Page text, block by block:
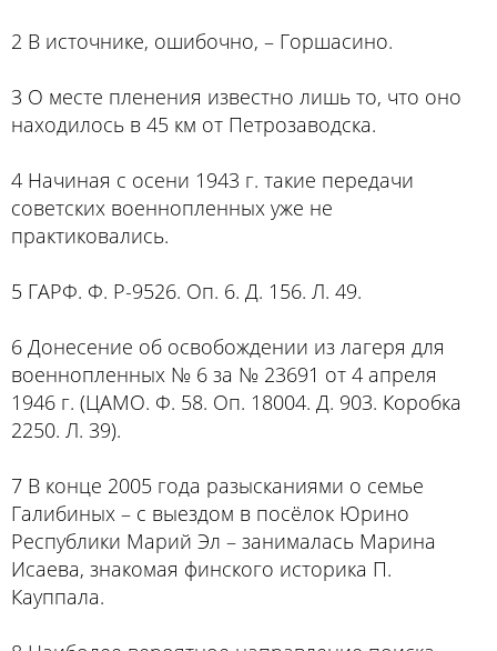
2 В источнике, ошибочно, – Горшасино.
3 О месте пленения известно лишь то, что оно
находилось в 45 км от Петрозаводска.
4 Начиная с осени 1943 г. такие передачи
советских военнопленных уже не
практиковались.
5 ГАРФ. Ф. Р-9526. Оп. 6. Д. 156. Л. 49.
6 Донесение об освобождении из лагеря для
военнопленных № 6 за № 23691 от 4 апреля
1946 г. (ЦАМО. Ф. 58. Оп. 18004. Д. 903. Коробка
2250. Л. 39).
7 В конце 2005 года разысканиями о семье
Галибиных – с выездом в посёлок Юрино
Республики Марий Эл – занималась Марина
Исаева, знакомая финского историка П.
Кауппала.